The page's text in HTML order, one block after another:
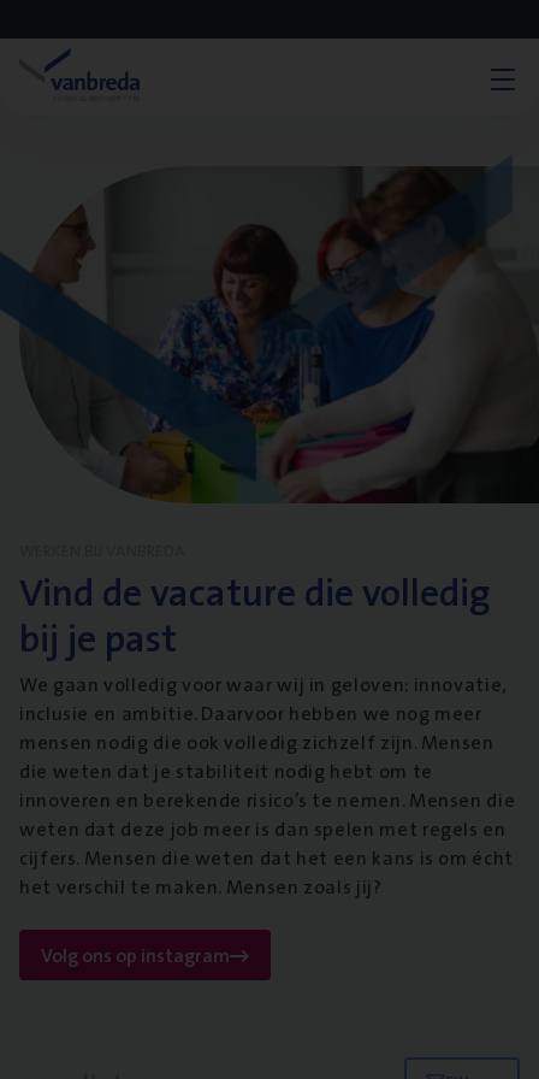
Vind de vacature die volledig
bij je past
We gaan volledig voor waar wij in geloven: innovatie,
inclusie en ambitie. Daarvoor hebben we nog meer
mensen nodig die ook volledig zichzelf zijn. Mensen
die weten dat je stabiliteit nodig hebt om te
innoveren en berekende risico’s te nemen. Mensen die
weten dat deze job meer is dan spelen met regels en
cijfers. Mensen die weten dat het een kans is om écht
het verschil te maken. Mensen zoals jij?
Volg ons op instagram